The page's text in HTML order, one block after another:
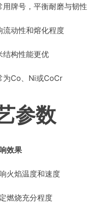
用牌号，平衡耐磨与韧性
流动性和熔化程度
结构性能更优
为Co、Ni或CoCr
参数
效果
火焰温度和速度
燃烧充分程度